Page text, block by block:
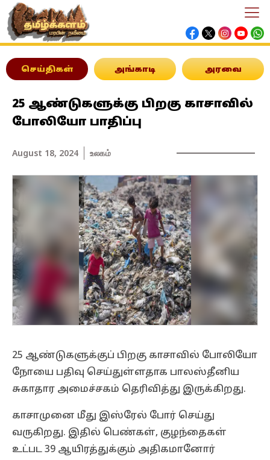
செய்திகள் அங்காடி அரவை
25 ஆண்டுகளுக்கு பிறகு காசாவில்
போலியோ பாதிப்பு
August 18, 2024 உலகம்
25 ஆண்டுகளுக்குப் பிறகு காசாவில் போலியோ
நோயை பதிவு செய்துள்ளதாக பாலஸ்தீனிய
சுகாதார அமைச்சகம் தெரிவித்து இருக்கிறது.
காசாமுனை மீது இஸ்ரேல் போர் செய்து
வருகிறது. இதில் பெண்கள், குழந்தைகள்
உட்பட 39 ஆயிரத்துக்கும் அதிகமானோர்